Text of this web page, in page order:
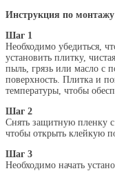
Инструкция по
Шаг 1
Необходимо убедиться,
установить плитку,
пыль, грязь или масло с
поверхность. Плитка и
температуры, чтобы
Шаг 2
Снять защитную пленку
чтобы открыть клейкую
Шаг 3
Необходимо начать